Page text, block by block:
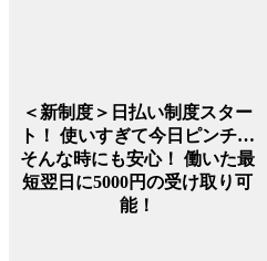
＜新制度＞日払い制度スター
ト！ 使いすぎて今日ピンチ…
そんな時にも安心！ 働いた最
短翌日に5000円の受け取り可
能！